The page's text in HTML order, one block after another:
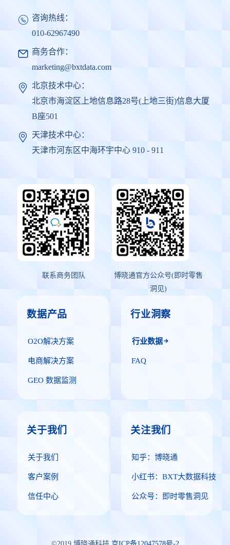
咨询热线：
010-62967490
商务合作：
marketing@bxtdata.com
北京技术中心：
北京市海淀区上地信息路28号(上地三街)信息大厦
B座501
天津技术中心：
天津市河东区中海环宇中心 910 - 911
联系商务团队
博晓通官方公众号(即时零售
洞见)
数据产品
O2O解决方案
电商解决方案
GEO 数据监测
行业洞察
行业数据
FAQ
关于我们
关于我们
客户案例
信任中心
关注我们
知乎：博晓通
小红书：BXT大数据科技
公众号：即时零售洞见